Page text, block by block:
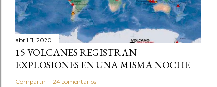
abril 11, 2020
15 VOLCANES REGISTRAN
EXPLOSIONES EN UNA MISMA NOCHE
Compartir 24 comentarios